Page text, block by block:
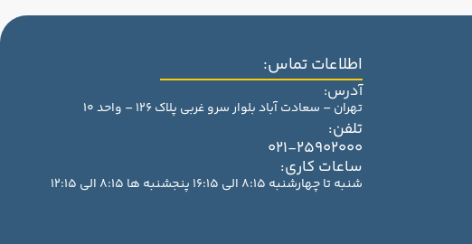
اطلاعات تماس:
آدرس:
تهران – سعادت آباد بلوار سرو غربی پلاک 126 – واحد 10
تلفن:
021-25902000
ساعات کاری:
شنبه تا چهارشنبه 8:15 الی 16:15 پنجشنبه ها 8:15 الی 12:15